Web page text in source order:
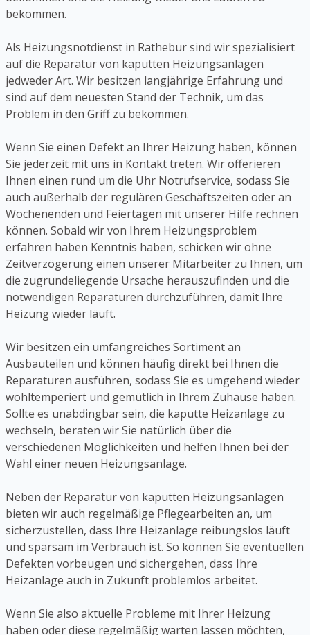
bekommen.
Als Heizungsnotdienst in Rathebur sind wir spezialisiert
auf die Reparatur von kaputten Heizungsanlagen
jedweder Art. Wir besitzen langjährige Erfahrung und
sind auf dem neuesten Stand der Technik, um das
Problem in den Griff zu bekommen.
Wenn Sie einen Defekt an Ihrer Heizung haben, können
Sie jederzeit mit uns in Kontakt treten. Wir offerieren
Ihnen einen rund um die Uhr Notrufservice, sodass Sie
auch außerhalb der regulären Geschäftszeiten oder an
Wochenenden und Feiertagen mit unserer Hilfe rechnen
können. Sobald wir von Ihrem Heizungsproblem
erfahren haben Kenntnis haben, schicken wir ohne
Zeitverzögerung einen unserer Mitarbeiter zu Ihnen, um
die zugrundeliegende Ursache herauszufinden und die
notwendigen Reparaturen durchzuführen, damit Ihre
Heizung wieder läuft.
Wir besitzen ein umfangreiches Sortiment an
Ausbauteilen und können häufig direkt bei Ihnen die
Reparaturen ausführen, sodass Sie es umgehend wieder
wohltemperiert und gemütlich in Ihrem Zuhause haben.
Sollte es unabdingbar sein, die kaputte Heizanlage zu
wechseln, beraten wir Sie natürlich über die
verschiedenen Möglichkeiten und helfen Ihnen bei der
Wahl einer neuen Heizungsanlage.
Neben der Reparatur von kaputten Heizungsanlagen
bieten wir auch regelmäßige Pflegearbeiten an, um
sicherzustellen, dass Ihre Heizanlage reibungslos läuft
und sparsam im Verbrauch ist. So können Sie eventuellen
Defekten vorbeugen und sichergehen, dass Ihre
Heizanlage auch in Zukunft problemlos arbeitet.
Wenn Sie also aktuelle Probleme mit Ihrer Heizung
haben oder diese regelmäßig warten lassen möchten,